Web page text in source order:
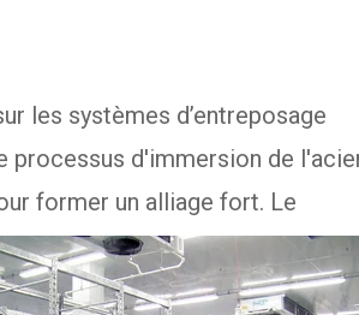
les systèmes d’entreposage
processus d'immersion de
former un alliage fort. Le